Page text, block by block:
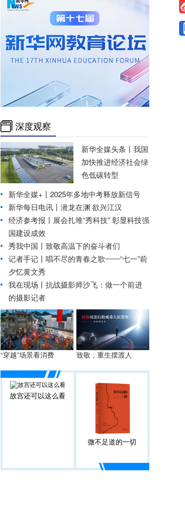
深度观察
新华全媒头条丨 我国
加快推进经济社会绿
色低碳转型
新华全媒+丨 2025年多地中考释放新信号
新华每日电讯丨 潜龙在渊 欲兴江汉
经济参考报丨
展会扎堆“秀科技” 彰显科技强
国建设成效
秀我中国丨 致敬高温下的奋斗者们
记者手记丨唱不尽的青春之歌——“七一”前
夕忆黄文秀
我在现场丨抗战摄影师沙飞：做一个前进
的摄影记者
“穿越”场景看消费 致敬，重生摆渡人
故宫还可以这么看
微不足道的一切